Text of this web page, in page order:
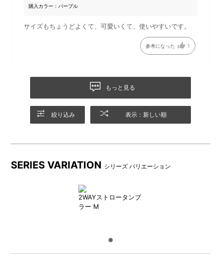
カップと同色のストローが付
直飲みとストローの2WAY仕様
BRUNOのロゴがワンポイント パッケージ
購入カラー：パープル
サイズもちょうどよくて、可愛いくて、使いやすいです。
参考になった 1
もっと見る
絞り込み 表示：新しい順
SERIES VARIATION シリーズ バリエーション
2WAYストロータンブ
ラー M